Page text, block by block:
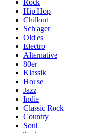
Rock
Hip Hop
Chillout
Schlager
Oldies
Electro
Alternative
80er
Klassik
House
Jazz
Indie
Classic Rock
Country
Soul